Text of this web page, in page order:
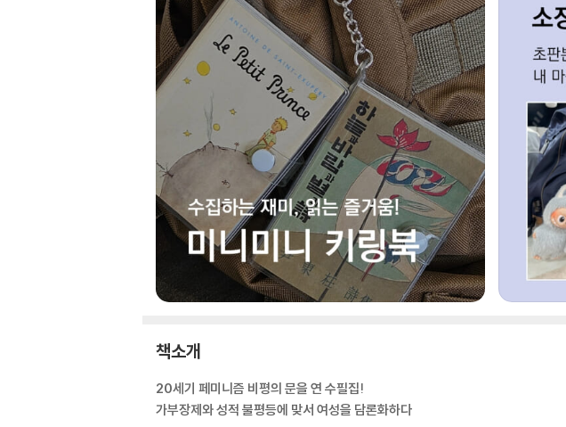
책소개
20세기 페미니즘 비평의 문을 연 수필집!
가부장제와 성적 불평등에 맞서 여성을 담론화하다